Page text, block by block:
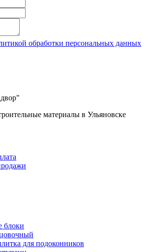
обработки персональных данных
материалы в Ульяновске
блоки
для подоконников